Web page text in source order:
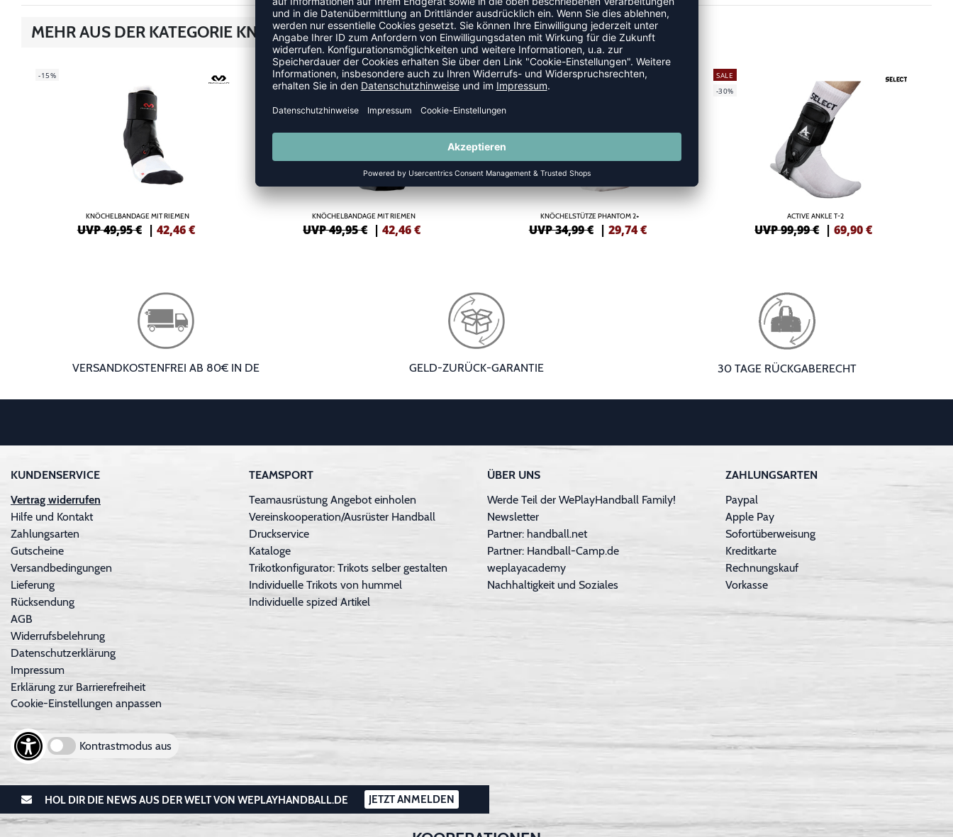
MEHR AUS DER KATEGORIE KNÖCHELBANDAGEN
-15%
KNÖCHELBANDAGE MIT RIEMEN
UVP 49,95 € | 42,46€
-15%
KNÖCHELBANDAGE MIT RIEMEN
UVP 49,95 € |42,46€
SALE
-15%
KNÖCHELSTÜTZE PHANTOM 2+
UVP 34,99 € | 29,74€
SALE
-30%
ACTIVE ANKLE T-2
UVP 99,99 € |69,90€
VERSANDKOSTENFREI AB 80€ IN DE GELD-ZURÜCK-GARANTIE 30 TAGE RÜCKGABERECHT
KUNDENSERVICE
Vertrag widerrufen
Hilfe und Kontakt
Zahlungsarten
Gutscheine
Versandbedingungen
Lieferung
Rücksendung
AGB
Widerrufsbelehrung
Datenschutzerklärung
Impressum
Erklärung zur Barrierefreiheit
Cookie-Einstellungen anpassen
Kontrastmodus aus
TEAMSPORT
Teamausrüstung Angebot einholen
Vereinskooperation/Ausrüster Handball
Druckservice
Kataloge
Trikotkonfigurator: Trikots selber gestalten
Individuelle Trikots von hummel
Individuelle spized Artikel
ÜBER UNS
Werde Teil der WePlayHandball Family!
Newsletter
Partner: handball.net
Partner: Handball-Camp.de
weplayacademy
Nachhaltigkeit und Soziales
ZAHLUNGSARTEN
Paypal
Apple Pay
Sofortüberweisung
Kreditkarte
Rechnungskauf
Vorkasse
HOL DIR DIE NEWS AUS DER WELT VON WEPLAYHANDBALL.DE JETZT ANMELDEN